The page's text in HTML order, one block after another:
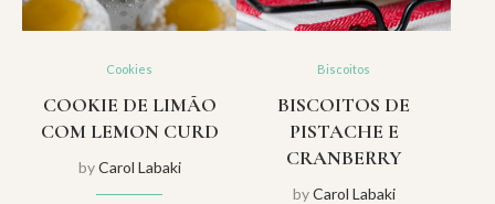
Cookies
COOKIE DE LIMÃO
COM LEMON CURD
byCarol Labaki
Biscoitos
BISCOITOS DE
PISTACHE E
CRANBERRY
byCarol Labaki